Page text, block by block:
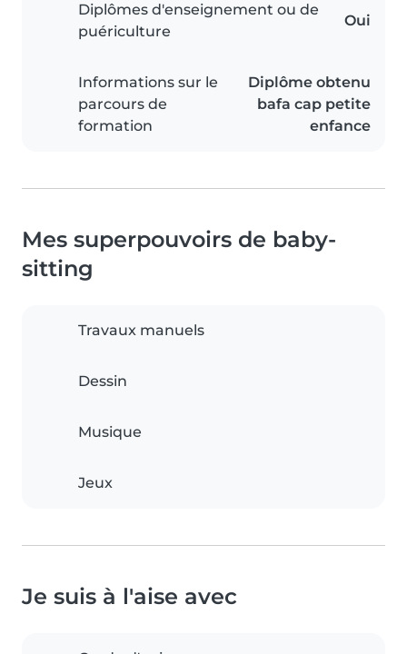
Diplômes d'enseignement ou de
puériculture
Oui
Informations sur le
parcours de
formation
Diplôme obtenu
bafa cap petite
enfance
Mes superpouvoirs de baby-
sitting
Travaux manuels
Dessin
Musique
Jeux
Je suis à l'aise avec